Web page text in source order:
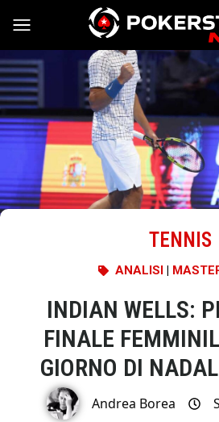
Vai al contenuto
TENNIS
ANALISI|
INDIAN WELLS:
FINALE
GIORNO DI
Andrea Borea